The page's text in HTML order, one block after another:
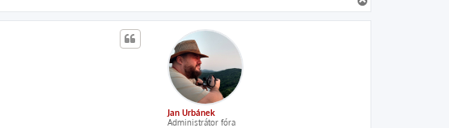
a
h
Jan Urbánek
Administrátor fóra